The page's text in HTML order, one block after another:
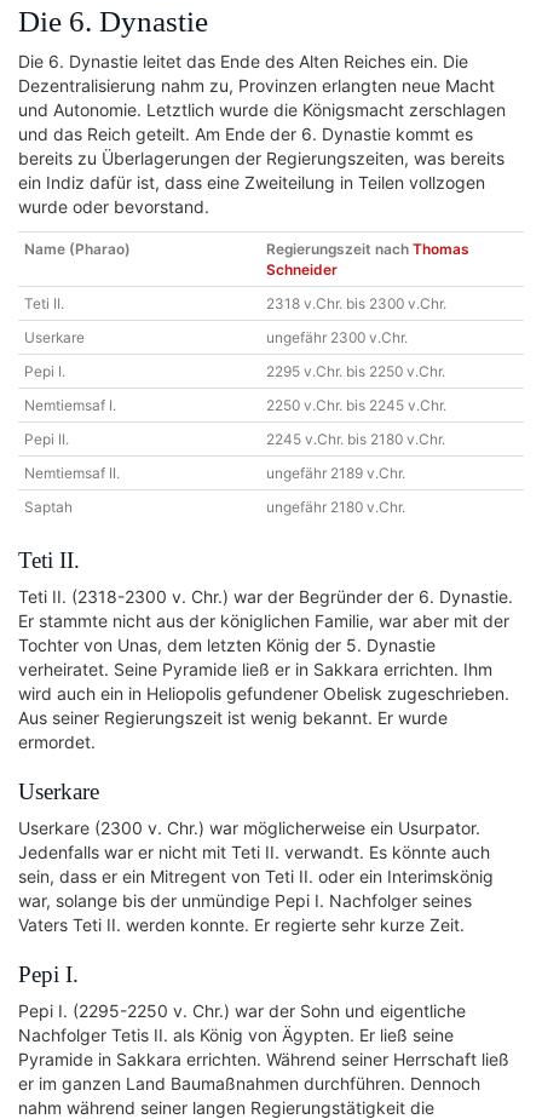
Die 6. Dynastie
Die 6. Dynastie leitet das Ende des Alten Reiches ein. Die
Dezentralisierung nahm zu, Provinzen erlangten neue Macht
und Autonomie. Letztlich wurde die Königsmacht zerschlagen
und das Reich geteilt. Am Ende der 6. Dynastie kommt es
bereits zu Überlagerungen der Regierungszeiten, was bereits
ein Indiz dafür ist, dass eine Zweiteilung in Teilen vollzogen
wurde oder bevorstand.
Name (Pharao) Regierungszeit nach Thomas
Schneider
Teti II.
2318 v.Chr. bis 2300 v.Chr.
Userkare
ungefähr 2300 v.Chr.
Pepi I.
2295 v.Chr. bis 2250 v.Chr.
Nemtiemsaf I.
2250 v.Chr. bis 2245 v.Chr.
Pepi II.
2245 v.Chr. bis 2180 v.Chr.
Nemtiemsaf II.
ungefähr 2189 v.Chr.
Saptah
ungefähr 2180 v.Chr.
Teti II.
Teti II. (2318-2300 v. Chr.) war der Begründer der 6. Dynastie.
Er stammte nicht aus der königlichen Familie, war aber mit der
Tochter von Unas, dem letzten König der 5. Dynastie
verheiratet. Seine Pyramide ließ er in Sakkara errichten. Ihm
wird auch ein in Heliopolis gefundener Obelisk zugeschrieben.
Aus seiner Regierungszeit ist wenig bekannt. Er wurde
ermordet.
Userkare
Userkare (2300 v. Chr.) war möglicherweise ein Usurpator.
Jedenfalls war er nicht mit Teti II. verwandt. Es könnte auch
sein, dass er ein Mitregent von Teti II. oder ein Interimskönig
war, solange bis der unmündige Pepi I. Nachfolger seines
Vaters Teti II. werden konnte. Er regierte sehr kurze Zeit.
Pepi I.
Pepi I. (2295-2250 v. Chr.) war der Sohn und eigentliche
Nachfolger Tetis II. als König von Ägypten. Er ließ seine
Pyramide in Sakkara errichten. Während seiner Herrschaft ließ
er im ganzen Land Baumaßnahmen durchführen. Dennoch
nahm während seiner langen Regierungstätigkeit die